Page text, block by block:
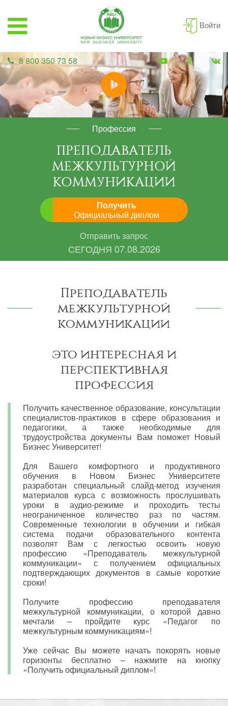
Войти
8 800 350 73 58
Профессия
ПРЕПОДАВАТЕЛЬ
МЕЖКУЛЬТУРНОЙ
КОММУНИКАЦИИ
Получить
Официальный диплом
Отправить запрос
СЕГОДНЯ 07.08.2026
Преподаватель
межкультурной
коммуникации
это интересная и
перспективная
профессия
Получить качественное образование, консультации
специалистов-практиков в сфере образования и
педагогики, а также необходимые для
трудоустройства документы Вам поможет Новый
Бизнес Университет!
Для Вашего комфортного и продуктивного
обучения в Новом Бизнес Университете
разработан специальный слайд-метод изучения
материалов курса с возможность прослушивать
уроки в аудио-режиме и проходить тесты
неограниченное количество раз по частям.
Современные технологии в обучении и гибкая
система подачи образовательного контента
позволят Вам с легкостью освоить новую
профессию «Преподаватель межкультурной
коммуникации» с получением официальных
подтверждающих документов в самые короткие
сроки!
Получите профессию преподавателя
межкультурной коммуникации, о которой давно
мечтали – пройдите курс «Педагог по
межкультурным коммуникациям»!
Уже сейчас Вы можете начать покорять новые
горизонты бесплатно – нажмите на кнопку
«Получить официальный диплом»!